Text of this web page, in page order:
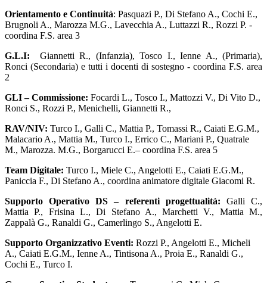
Orientamento e Continuità: Pasquazi P., Di Stefano A., Cochi E.,
Brugnoli A., Marozza M.G., Lavecchia A., Luttazzi R., Rozzi P. -
coordina F.S. area 3
G.L.I:
Giannetti R., (Infanzia), Tosco I., Ienne A., (Primaria),
Ronci (Secondaria) e tutti i docenti di sostegno - coordina F.S. area
2
GLI – Commissione: Focardi L., Tosco I., Mattozzi V., Di Vito D.,
Ronci S., Rozzi P., Menichelli, Giannetti R.,
RAV/NIV: Turco I., Galli C., Mattia P., Tomassi R., Caiati E.G.M.,
Malacario A., Mattia M., Turco I., Errico C., Mariani P., Quatrale
M., Marozza. M.G., Borgarucci E.– coordina F.S. area 5
Team Digitale: Turco I., Miele C., Angelotti E., Caiati E.G.M.,
Paniccia F., Di Stefano A., coordina animatore digitale Giacomi R.
Supporto Operativo DS – referenti progettualità:
Galli C.,
Mattia P., Frisina L., Di Stefano A., Marchetti V., Mattia M.,
Zappalà G., Ranaldi G., Camerlingo S., Angelotti E.
Supporto Organizzativo Eventi: Rozzi P., Angelotti E., Micheli
A., Caiati E.G.M., Ienne A., Tintisona A., Proia E., Ranaldi G.,
Cochi E., Turco I.